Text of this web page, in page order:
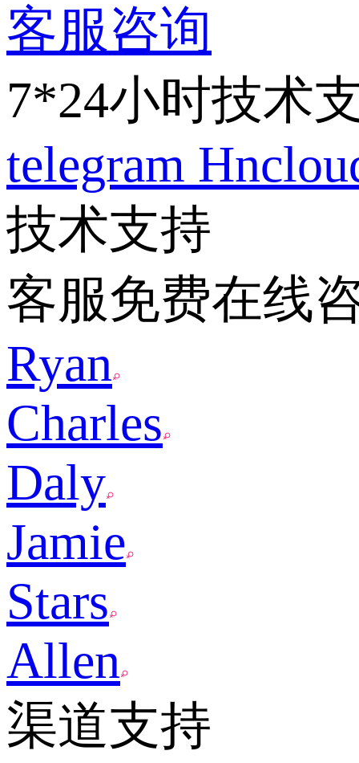
客服咨询
7*24小时技术
telegram
技术支持
客服免费在线
Ryan
Charles
Daly
Jamie
Stars
Allen
渠道支持